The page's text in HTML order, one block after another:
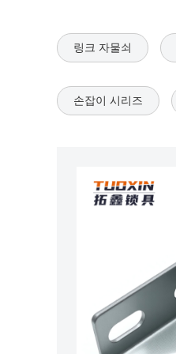
링크 자물쇠
손잡이 시리즈